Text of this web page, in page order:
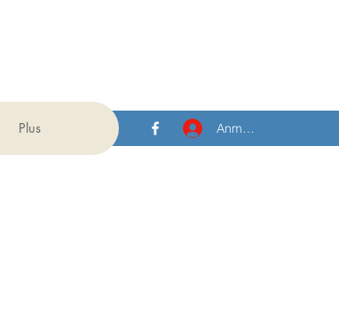
Plus Anmelden